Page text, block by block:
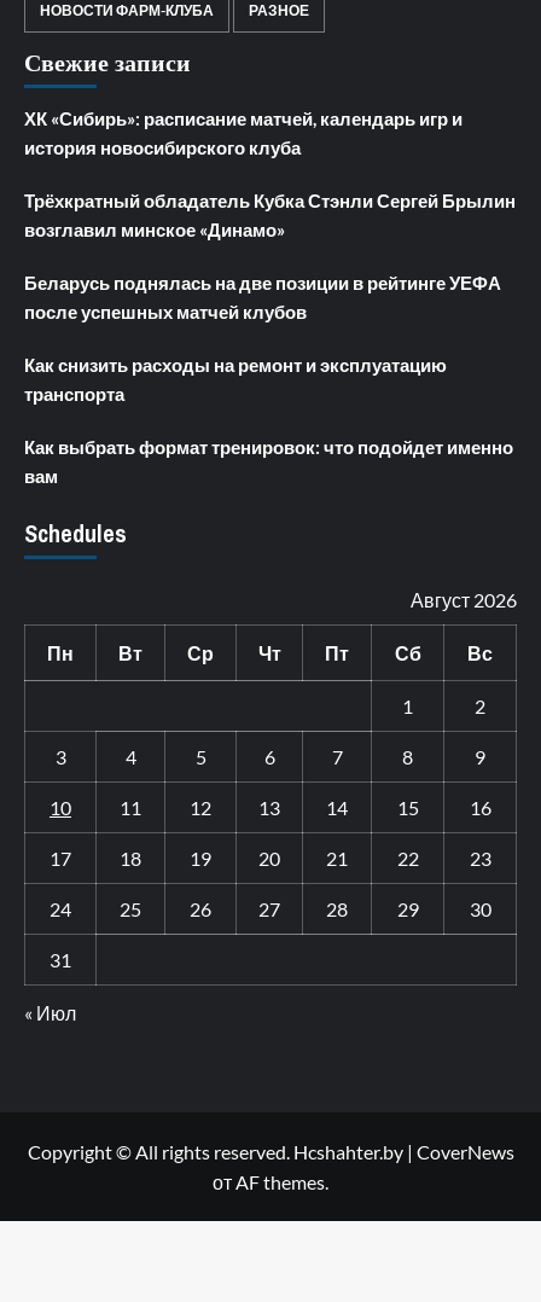
НОВОСТИ ФАРМ-КЛУБА РАЗНОЕ
Свежие записи
ХК «Сибирь»: расписание матчей, календарь игр и
история новосибирского клуба
Трёхкратный обладатель Кубка Стэнли Сергей Брылин
возглавил минское «Динамо»
Беларусь поднялась на две позиции в рейтинге УЕФА
после успешных матчей клубов
Как снизить расходы на ремонт и эксплуатацию
транспорта
Как выбрать формат тренировок: что подойдет именно
вам
Schedules
Август 2026
Пн Вт Ср Чт Пт Сб Вс
1 2
3 4 5 6 7 8 9
10 11 12 13 14 15 16
17 18 19 20 21 22 23
24 25 26 27 28 29 30
31
« Июл
Copyright © All rights reserved. Hcshahter.by | CoverNews
от AF themes.